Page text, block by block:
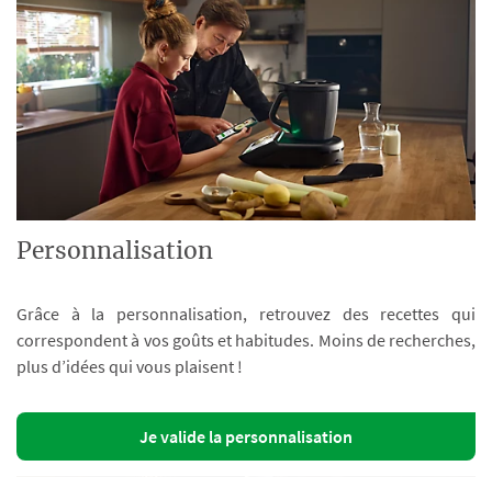
Personnalisation
Grâce à la personnalisation, retrouvez des recettes qui
correspondent à vos goûts et habitudes. Moins de recherches,
plus d’idées qui vous plaisent !
Je valide la personnalisation